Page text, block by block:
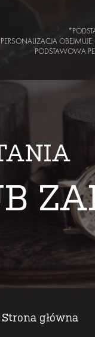
PODSTAWOWA
Strona główna